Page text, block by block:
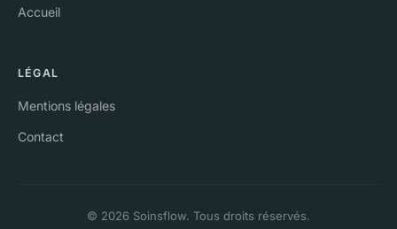
Accueil
LÉGAL
Mentions légales
Contact
© 2026 Soinsflow. Tous droits réservés.